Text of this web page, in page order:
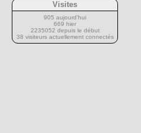
Visites
905 aujourd’hui
669 hier
2235052 depuis le début
38 visiteurs actuellement connectés